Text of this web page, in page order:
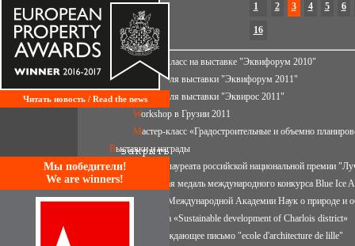
Читать новость / Read the news
Mы победители!
We are winners!
1 2 3 4 5 6
16
Мастер-класс на выставке "Эквифорум 2010"
Лекция для выставки "Эквифорум 2011"
Лекция для выставки "Эквирос 2011"
Workshop в Грузии 2011
Мастер-класс «Градостроительные и объемно
Выставки и награды
Диплом лауреата российской национальной премии
Бронзовая медаль международного конкурса Blue Ice
Диплом Международной Академии Наук о природе и
Выставка «Sustainable development of Charlois district»
Подтверждающее письмо "ecole d'architecture de lille"